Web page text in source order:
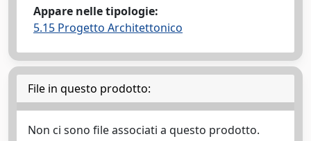
Appare nelle tipologie:
5.15 Progetto Architettonico
File in questo prodotto:
Non ci sono file associati a questo prodotto.